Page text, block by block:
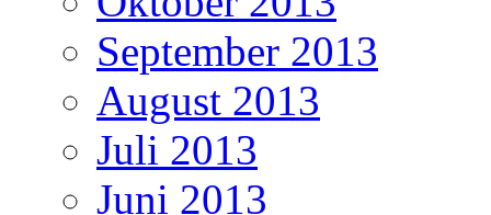
September 2013
August 2013
Juli 2013
Juni 2013